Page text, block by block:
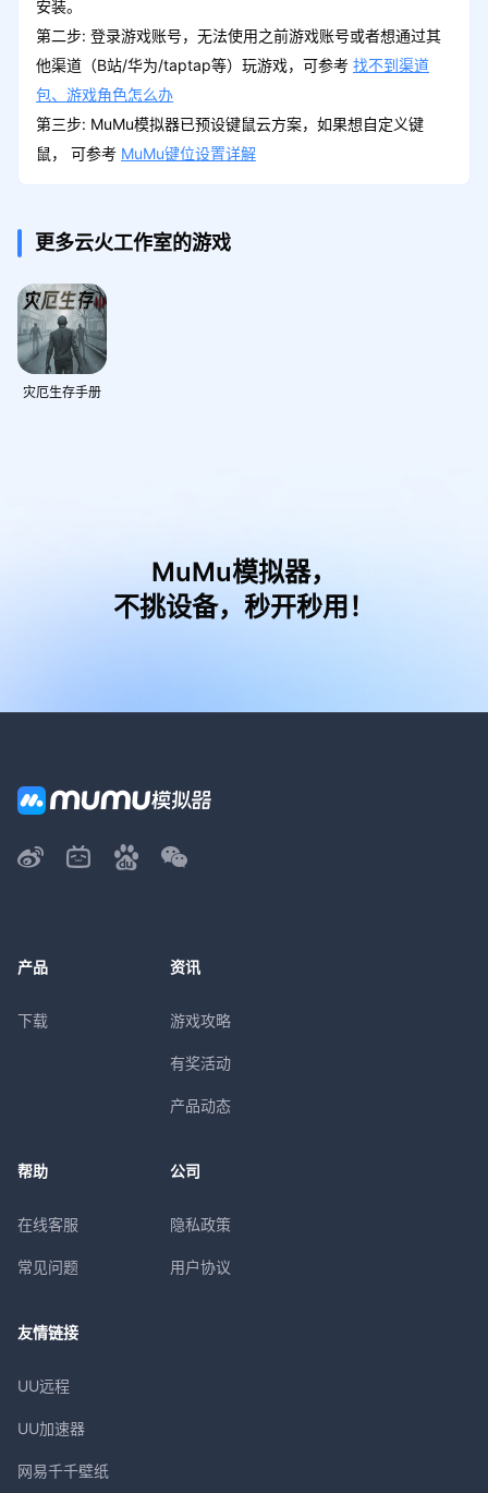
安装。
第二步: 登录游戏账号，无法使用之前游戏账号或者想通过其
他渠道（B站/华为/taptap等）玩游戏，可参考 找不到渠道
包、游戏角色怎么办
第三步: MuMu模拟器已预设键鼠云方案，如果想自定义键
鼠， 可参考 MuMu键位设置详解
更多云火工作室的游戏
灾厄生存手册
MuMu模拟器，
不挑设备，秒开秒用！
产品
下载
资讯
游戏攻略
有奖活动
产品动态
帮助
在线客服
常见问题
公司
隐私政策
用户协议
友情链接
UU远程
UU加速器
网易千千壁纸